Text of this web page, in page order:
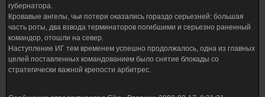
губернатора.
Кровавые ангелы, чьи потери оказались гораздо серьезней: большая
часть роты, два взвода терминаторов погибшими и серьезно раненный
командор, отошли на север.
Наступление ИГ тем временем успешно продолжалось, одна из главных
целей поставленных командованием было снятие блокады со
стратегически важной крепости арбитрес.